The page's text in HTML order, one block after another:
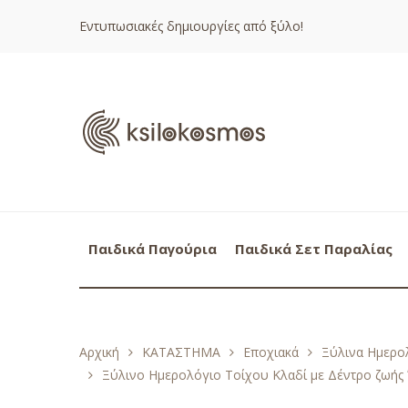
Εντυπωσιακές δημιουργίες από ξύλο!
Παιδικά Παγούρια Παιδικά Σετ Παραλίας
Αρχική ΚΑΤΑΣΤΗΜΑ Εποχιακά
Ξύλινα
Ξύλινο Ημερολόγιο Τοίχου Κλαδί με Δέντρο